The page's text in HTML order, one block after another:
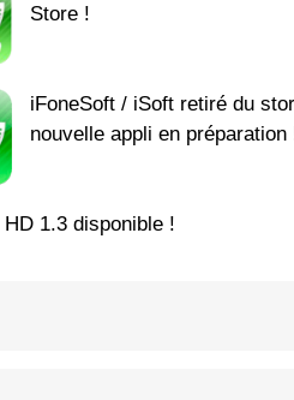
Store !
iFoneSoft / iSoft retiré du
nouvelle appli en préparation
1.3 disponible !